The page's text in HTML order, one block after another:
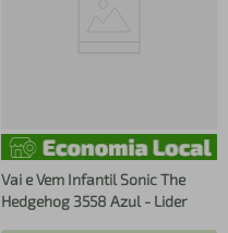
Vai e Vem Infantil Sonic The
Hedgehog 3558 Azul - Lider